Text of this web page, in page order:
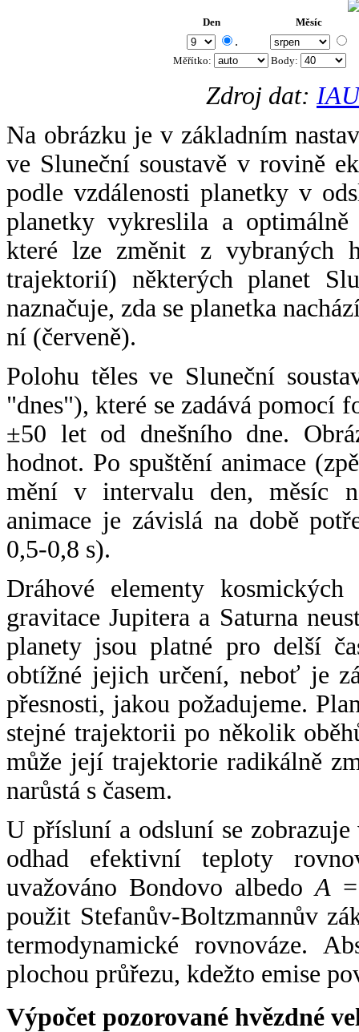
Den Měsíc
.
Měřítko: Body:
Zdroj dat:
Na obrázku je v základním
ve Sluneční soustavě v rovině
podle vzdálenosti planetky v
planetky vykreslila a
které lze změnit z vybraných
trajektorií) některých planet
naznačuje, zda se planetka
ní (červeně).
Polohu těles ve Sluneční
"dnes"), které se zadává pomocí
±50 let od dnešního dne.
hodnot. Po spuštění animace
mění v intervalu den, měsíc
animace je závislá na době
0,5-0,8 s).
Dráhové elementy
gravitace Jupitera a Saturna
planety jsou platné pro delší
obtížné jejich určení, neboť je
přesnosti, jakou požadujeme.
stejné trajektorii po několik
může její trajektorie radikálně
narůstá s časem.
U přísluní a odsluní se
odhad efektivní teploty
uvažováno Bondovo albedoA
použit Stefanův-Boltzmannův
termodynamické rovnováze.
plochou průřezu, kdežto emise
Výpočet pozorované hvězdné